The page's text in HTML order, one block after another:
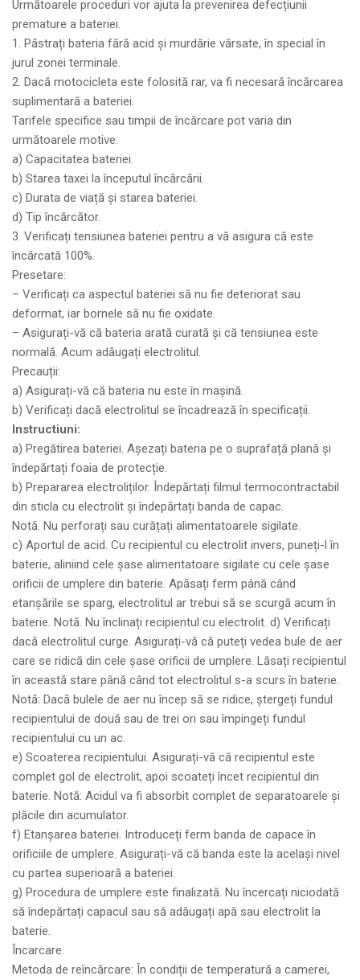
Următoarele proceduri vor ajuta la prevenirea defecțiunii
premature a bateriei.
1. Păstrați bateria fără acid și murdărie vărsate, în special în
jurul zonei terminale.
2. Dacă motocicleta este folosită rar, va fi necesară încărcarea
suplimentară a bateriei.
Tarifele specifice sau timpii de încărcare pot varia din
următoarele motive:
a) Capacitatea bateriei.
b) Starea taxei la începutul încărcării.
c) Durata de viață și starea bateriei.
d) Tip încărcător.
3. Verificați tensiunea bateriei pentru a vă asigura că este
încărcată 100%.
Presetare:
– Verificați ca aspectul bateriei să nu fie deteriorat sau
deformat, iar bornele să nu fie oxidate.
– Asigurați-vă că bateria arată curată și că tensiunea este
normală. Acum adăugați electrolitul.
Precauții:
a) Asigurați-vă că bateria nu este în mașină.
b) Verificați dacă electrolitul se încadrează în specificații.
Instructiuni:
a) Pregătirea bateriei. Așezați bateria pe o suprafață plană și
îndepărtați foaia de protecție.
b) Prepararea electroliților. Îndepărtați filmul termocontractabil
din sticla cu electrolit și îndepărtați banda de capac.
Notă. Nu perforați sau curățați alimentatoarele sigilate.
c) Aportul de acid. Cu recipientul cu electrolit invers, puneți-l în
baterie, aliniind cele șase alimentatoare sigilate cu cele șase
orificii de umplere din baterie. Apăsați ferm până când
etanșările se sparg, electrolitul ar trebui să se scurgă acum în
baterie. Notă. Nu înclinați recipientul cu electrolit. d) Verificați
dacă electrolitul curge. Asigurați-vă că puteți vedea bule de aer
care se ridică din cele șase orificii de umplere. Lăsați recipientul
în această stare până când tot electrolitul s-a scurs în baterie.
Notă: Dacă bulele de aer nu încep să se ridice, ștergeți fundul
recipientului de două sau de trei ori sau împingeți fundul
recipientului cu un ac.
e) Scoaterea recipientului. Asigurați-vă că recipientul este
complet gol de electrolit, apoi scoateți încet recipientul din
baterie. Notă: Acidul va fi absorbit complet de separatoarele și
plăcile din acumulator.
f) Etanșarea bateriei. Introduceți ferm banda de capace în
orificiile de umplere. Asigurați-vă că banda este la același nivel
cu partea superioară a bateriei.
g) Procedura de umplere este finalizată. Nu încercați niciodată
să îndepărtați capacul sau să adăugați apă sau electrolit la
baterie.
Încarcare.
Metoda de reîncărcare: În condiții de temperatură a camerei,